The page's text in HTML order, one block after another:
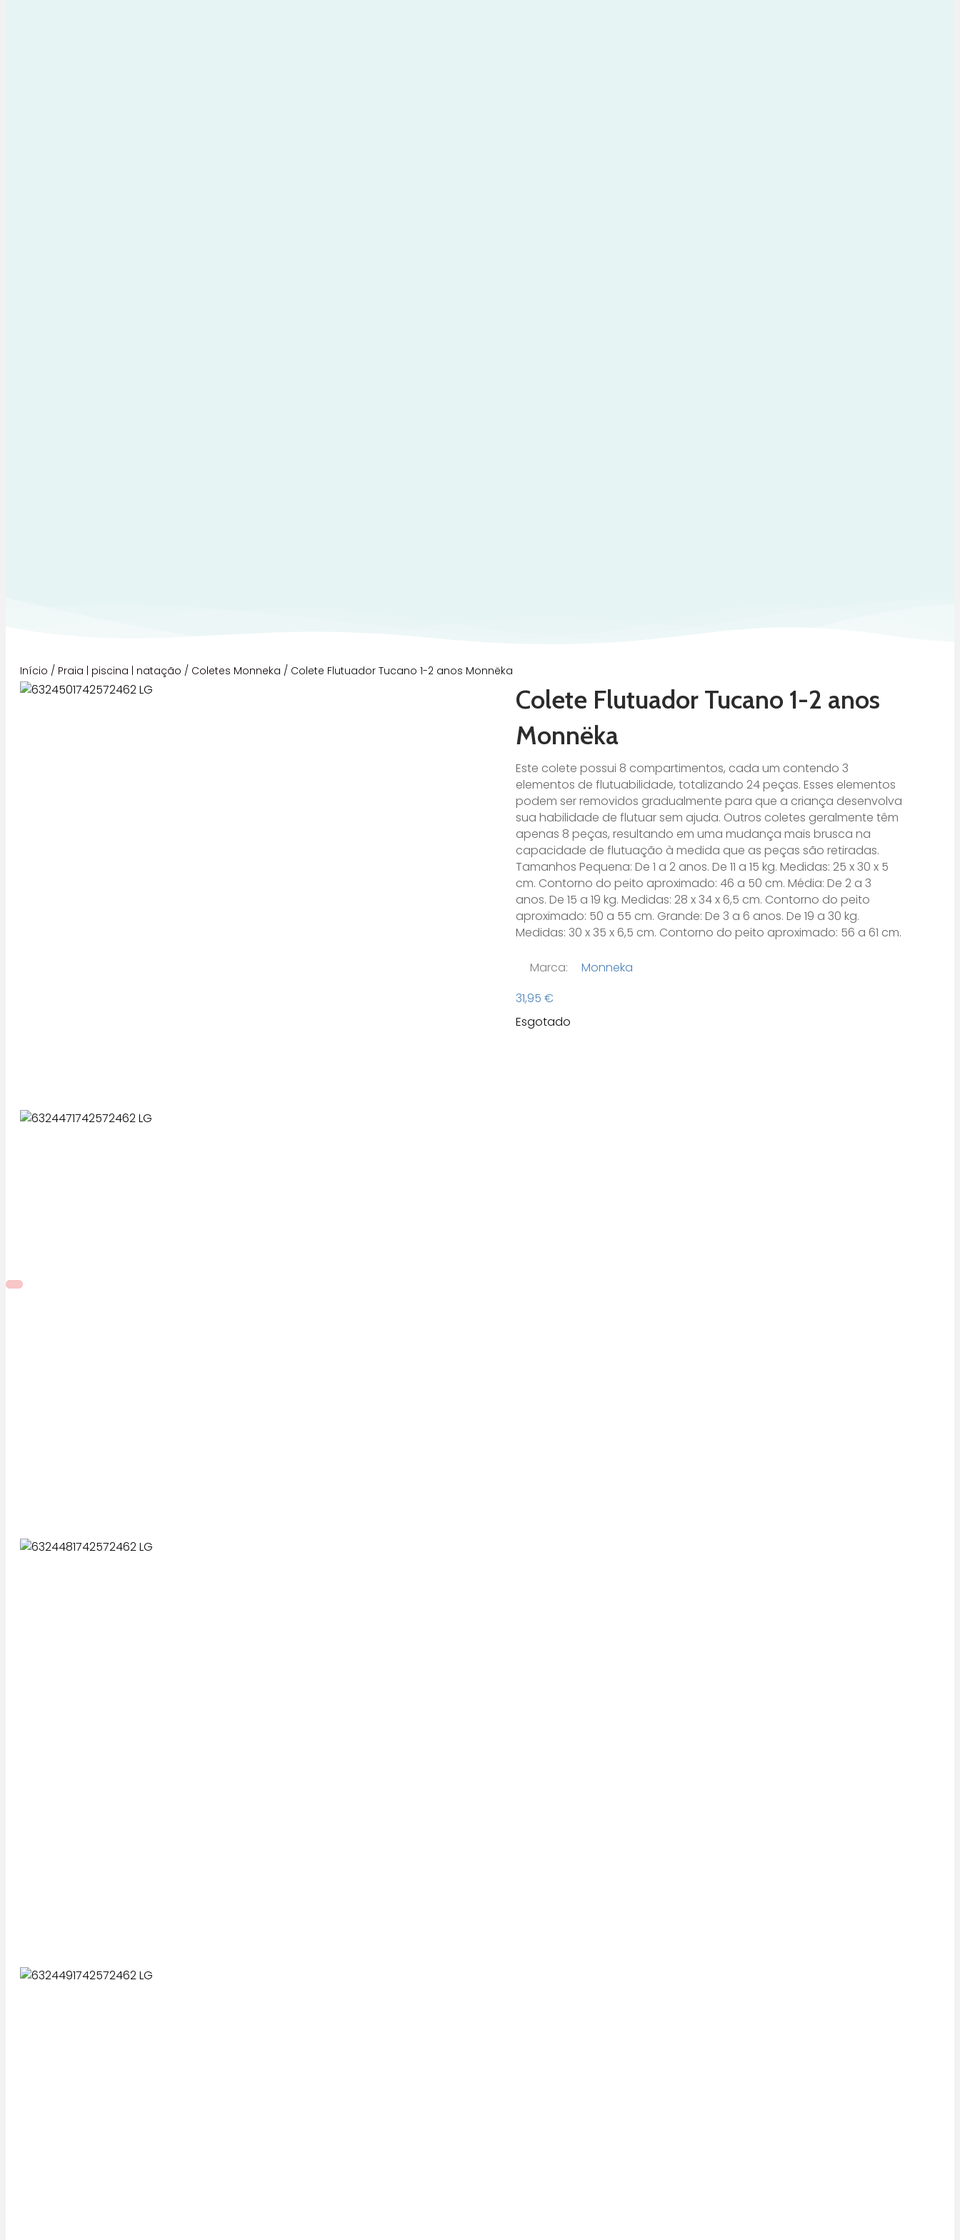
Início / Praia | piscina | natação / Coletes Monneka / Colete Flutuador Tucano 1-2 anos Monnëka
Colete Flutuador Tucano 1-2 anos
Monnëka
Este colete possui 8 compartimentos, cada um contendo 3
elementos de flutuabilidade, totalizando 24 peças. Esses elementos
podem ser removidos gradualmente para que a criança desenvolva
sua habilidade de flutuar sem ajuda. Outros coletes geralmente têm
apenas 8 peças, resultando em uma mudança mais brusca na
capacidade de flutuação à medida que as peças são retiradas.
Tamanhos Pequena: De 1 a 2 anos. De 11 a 15 kg. Medidas: 25 x 30 x 5
cm. Contorno do peito aproximado: 46 a 50 cm. Média: De 2 a 3
anos. De 15 a 19 kg. Medidas: 28 x 34 x 6,5 cm. Contorno do peito
aproximado: 50 a 55 cm. Grande: De 3 a 6 anos. De 19 a 30 kg.
Medidas: 30 x 35 x 6,5 cm. Contorno do peito aproximado: 56 a 61 cm.
Marca:
Monneka
31,95 €
Esgotado